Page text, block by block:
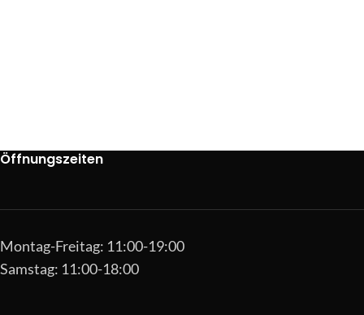
Öffnungszeiten
Montag-Freitag: 11:00-19:00
Samstag: 11:00-18:00